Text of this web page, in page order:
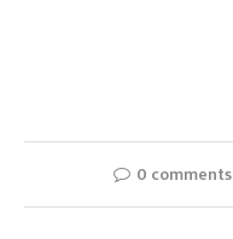
0 comments